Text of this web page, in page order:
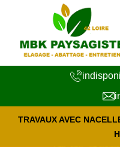
TRAVAUX AVEC